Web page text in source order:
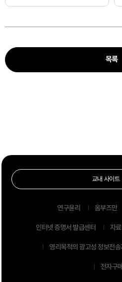
목록
연구윤리 옴부즈만
인터넷 증명서 발급센터 자
영리목적의 광고성 정보전송
전자구매
교내 사이트